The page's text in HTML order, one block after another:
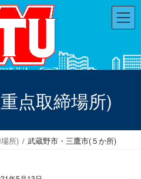
点取締場所)
所) 武蔵野市・三鷹市(５か所)